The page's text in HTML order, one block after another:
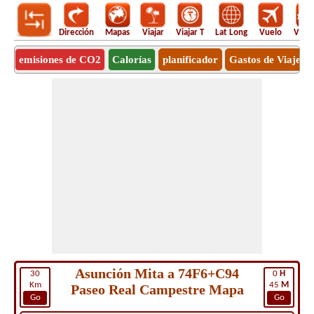
Dirección Mapas Viajar Viajar T Lat Long Vuelo
emisiones de CO2 Calorías planificador Gastos de Viaje
30
Km
Go
0 H
45 M
Go
Asunción Mita a 74F6+C94
Paseo Real Campestre Mapa